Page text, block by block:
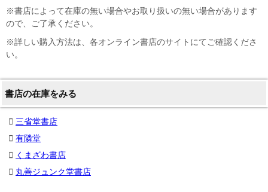
※書店によって在庫の無い場合やお取り扱いの無い場合があります
ので、ご了承ください。
※詳しい購入方法は、各オンライン書店のサイトにてご確認くださ
い。
書店の在庫をみる
三省堂書店
有隣堂
くまざわ書店
丸善ジュンク堂書店